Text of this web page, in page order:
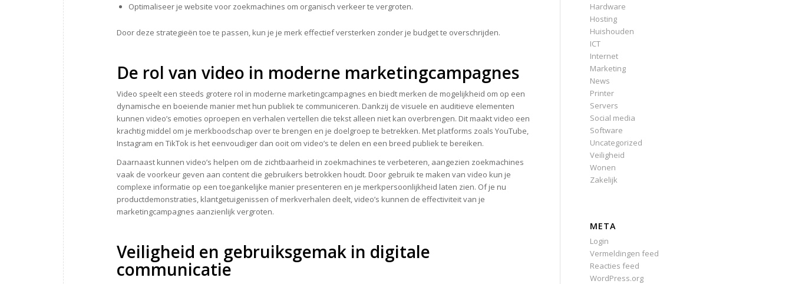
Optimaliseer je website voor zoekmachines om organisch verkeer te vergroten.
Door deze strategieën toe te passen, kun je je merk effectief versterken zonder je budget te overschrijden.
De rol van video in moderne marketingcampagnes
Video speelt een steeds grotere rol in moderne marketingcampagnes en biedt merken de mogelijkheid om op een
dynamische en boeiende manier met hun publiek te communiceren. Dankzij de visuele en auditieve elementen
kunnen video’s emoties oproepen en verhalen vertellen die tekst alleen niet kan overbrengen. Dit maakt video een
krachtig middel om je merkboodschap over te brengen en je doelgroep te betrekken. Met platforms zoals YouTube,
Instagram en TikTok is het eenvoudiger dan ooit om video’s te delen en een breed publiek te bereiken.
Daarnaast kunnen video’s helpen om de zichtbaarheid in zoekmachines te verbeteren, aangezien zoekmachines
vaak de voorkeur geven aan content die gebruikers betrokken houdt. Door gebruik te maken van video kun je
complexe informatie op een toegankelijke manier presenteren en je merkpersoonlijkheid laten zien. Of je nu
productdemonstraties, klantgetuigenissen of merkverhalen deelt, video’s kunnen de effectiviteit van je
marketingcampagnes aanzienlijk vergroten.
Veiligheid en gebruiksgemak in digitale
communicatie
Hardware
Hosting
Huishouden
ICT
Internet
Marketing
News
Printer
Servers
Social media
Software
Uncategorized
Veiligheid
Wonen
Zakelijk
META
Login
Vermeldingen feed
Reacties feed
WordPress.org